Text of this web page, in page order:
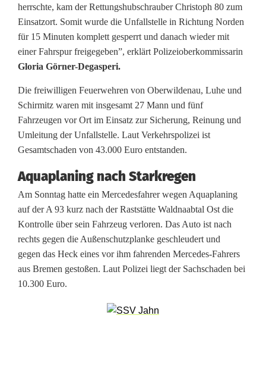
t
o
b
h
n
e
A
6
/
A
9
herrschte, kam der Rettungshubschrauber Christoph 80 zum
Einsatzort. Somit wurde die Unfallstelle in Richtung Norden
für 15 Minuten komplett gesperrt und danach wieder mit
einer Fahrspur freigegeben”, erklärt Polizeioberkommissarin
Gloria Görner-Degasperi.
Die freiwilligen Feuerwehren von Oberwildenau, Luhe und
Schirmitz waren mit insgesamt 27 Mann und fünf
Fahrzeugen vor Ort im Einsatz zur Sicherung, Reinung und
Umleitung der Unfallstelle. Laut Verkehrspolizei ist
Gesamtschaden von 43.000 Euro entstanden.
Aquaplaning nach Starkregen
Am Sonntag hatte ein Mercedesfahrer wegen Aquaplaning
auf der A 93 kurz nach der Raststätte Waldnaabtal Ost die
Kontrolle über sein Fahrzeug verloren. Das Auto ist nach
rechts gegen die Außenschutzplanke geschleudert und
gegen das Heck eines vor ihm fahrenden Mercedes-Fahrers
aus Bremen gestoßen. Laut Polizei liegt der Sachschaden bei
10.300 Euro.